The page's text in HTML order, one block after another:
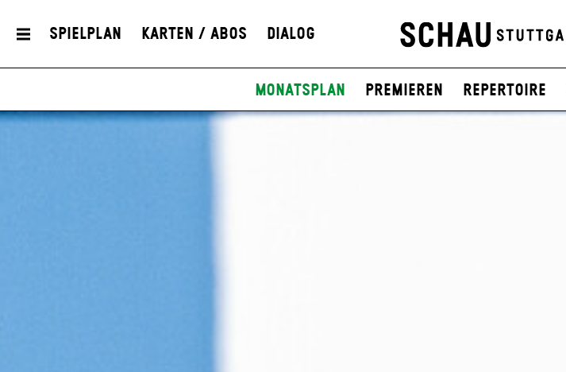
Spielplan Karten / Abos Dialog
Monatsplan Premieren Repertoire